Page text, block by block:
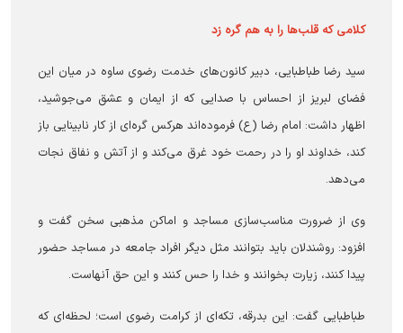
کلامی که قلب‌ها را به هم گره زد
سید رضا طباطبایی، دبیر کانون‌های خدمت رضوی ساوه در میان این
فضای لبریز از احساس با صدایی که از ایمان و عشق می‌جوشید،
اظهار داشت: امام رضا (ع) فرموده‌اند هرکس گره‌ای از کار نابینایی باز
کند، خداوند او را در رحمت خود غرق می‌کند و از آتش و نفاق نجات
می‌دهد.
وی از ضرورت مناسب‌سازی مساجد و اماکن مذهبی سخن گفت و
افزود: روشندلان باید بتوانند مثل دیگر افراد جامعه در مساجد حضور
پیدا کنند، زیارت بخوانند و خدا را حس کنند و این حق آنهاست.
طباطبایی گفت: این بدرقه، تکه‌ای از کرامت رضوی است؛ لحظه‌ای که